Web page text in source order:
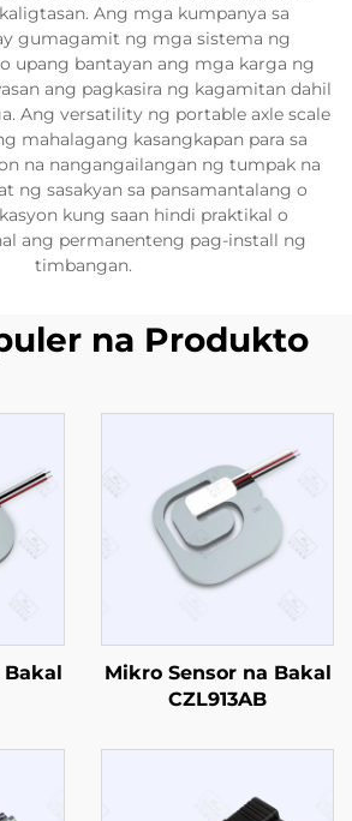
Ang mga kumpanya sa
gumagamit ng mga sistema ng
upang bantayan ang mga karga ng
ang pagkasira ng kagamitan dahil
Ang versatility ng portable axle scale
mahalagang kasangkapan para sa
na nangangailangan ng tumpak na
ng sasakyan sa pansamantalang o
kung saan hindi praktikal o
ang permanenteng pag-install ng
timbangan.
na Produkto
Bakal
Mikro Sensor na Bakal
CZL913AB